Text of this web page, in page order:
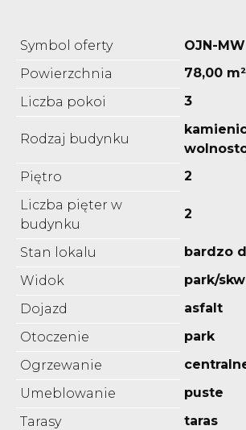
Symbol oferty
OJN-
Powierzchnia
78,00 m²
Liczba pokoi
3
Rodzaj budynku
Piętro
2
Liczba pięter w
budynku
2
Stan lokalu
bardzo
Widok
park/
Dojazd
asfalt
Otoczenie
park
Ogrzewanie
Umeblowanie
puste
Tarasy
taras